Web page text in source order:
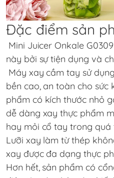
Đặc điểm sản
Mini Juicer Onkale G0309
này bởi sự tiện dụng và
Máy xay cầm tay sử
bền cao, an toàn cho sức
phẩm có kích thước nhỏ
dễ dàng xay thực phẩm
hay mỏi cổ tay trong quá
Lưỡi xay làm từ thép
xay được đa dạng thực
Hơn hết, sản phẩm có